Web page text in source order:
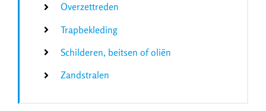
Overzettreden
Trapbekleding
Schilderen, beitsen of oliën
Zandstralen